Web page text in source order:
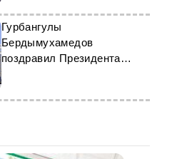
Гурбангулы
Бердымухамедов
поздравил Президента
Туркменистана с днём
нейтралитета